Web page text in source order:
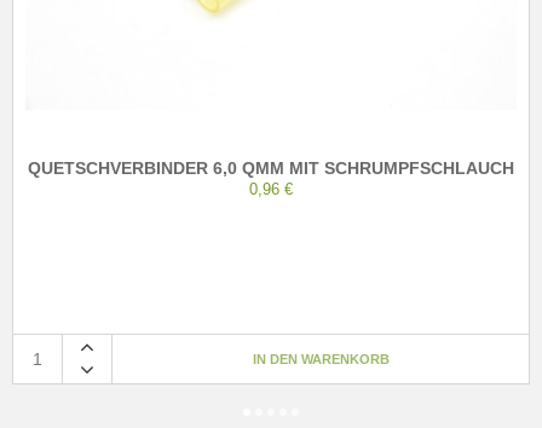
QUETSCHVERBINDER 6,0 QMM MIT SCHRUMPFSCHLAUCH
0,96 €